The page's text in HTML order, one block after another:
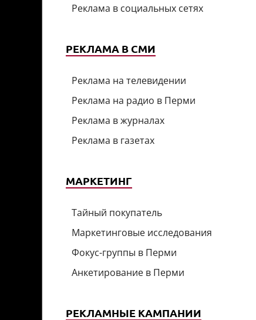
Реклама в социальных сетях
РЕКЛАМА В СМИ
Реклама на телевидении
Реклама на радио в Перми
Реклама в журналах
Реклама в газетах
МАРКЕТИНГ
Тайный покупатель
Маркетинговые исследования
Фокус-группы в Перми
Анкетирование в Перми
РЕКЛАМНЫЕ КАМПАНИИ